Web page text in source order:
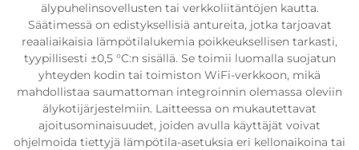
älypuhelinsovellusten tai verkkoliitäntöjen kautta.
Säätimessä on edistyksellisiä antureita, jotka tarjoavat
reaaliaikaisia lämpötilalukemia poikkeuksellisen tarkasti,
tyypillisesti ±0,5 °C:n sisällä. Se toimii luomalla suojatun
yhteyden kodin tai toimiston WiFi-verkkoon, mikä
mahdollistaa saumattoman integroinnin olemassa oleviin
älykotijärjestelmiin. Laitteessa on mukautettavat
ajoitusominaisuudet, joiden avulla käyttäjät voivat
ohjelmoida tiettyjä lämpötila-asetuksia eri kellonaikoina tai